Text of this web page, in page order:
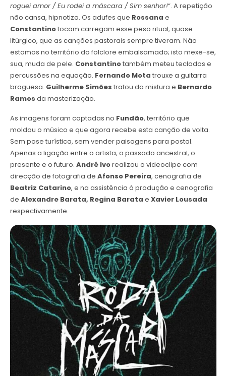
roguei amor / Eu rodei a máscara / Sim senhor!“. A repetição
não cansa, hipnotiza. Os adufes que Rossana e
Constantinotocam carregam esse peso ritual, quase
litúrgico, que as canções pastorais sempre tiveram. Não
estamos no território do folclore embalsamado; isto mexe-se,
sua, muda de pele. Constantinotambém meteu teclados e
percussões na equação. Fernando Mota trouxe a guitarra
braguesa. Guilherme Simões tratou da mistura e Bernardo
Ramos da masterização.
As imagens foram captadas no Fundão, território que
moldou o músico e que agora recebe esta canção de volta.
Sem pose turística, sem vender paisagens para postal.
Apenas a ligação entre o artista, o passado ancestral, o
presente e o futuro. André Ivorealizou o videoclipe com
direcção de fotografia de Afonso Pereira, cenografia de
Beatriz Catarino, e na assistência à produção e cenografia
de Alexandre Barata, Regina Barata e Xavier Lousada
respectivamente.